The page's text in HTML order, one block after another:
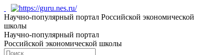
Научно-популярный портал Российской экономической
школы
Научно-популярный портал
Российской экономической школы